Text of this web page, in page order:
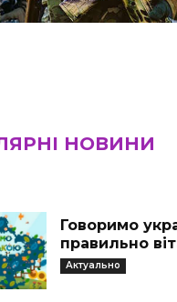
НОВИНИ
Говоримо
правильно
Актуально